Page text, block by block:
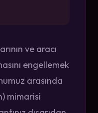
ve aracı
engellemek
arasında
mimarisi